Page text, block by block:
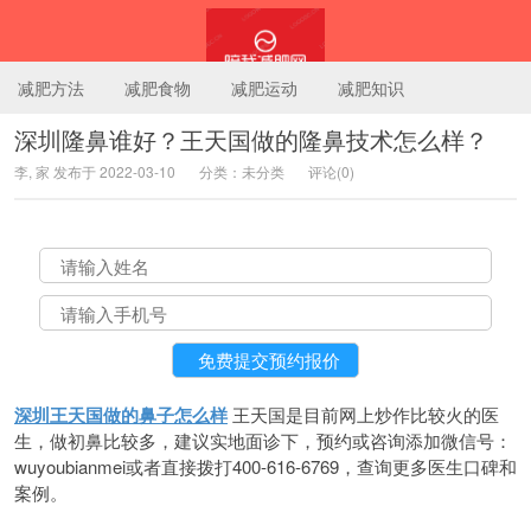
陪我减肥网
减肥方法 减肥食物 减肥运动 减肥知识
深圳隆鼻谁好？王天国做的隆鼻技术怎么样？
李, 家 发布于 2022-03-10 分类：未分类 评论(0)
深圳王天国做的鼻子怎么样 王天国是目前网上炒作比较火的医
生，做初鼻比较多，建议实地面诊下，预约或咨询添加微信号：
wuyoubianmei或者直接拨打400-616-6769，查询更多医生口碑和
案例。